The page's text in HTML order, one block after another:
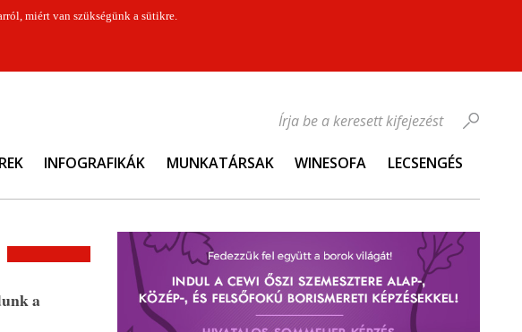
miért van szükségünk a sütikre.
INFOGRAFIKÁK MUNKATÁRSAK WINESOFA LECSENGÉS
Írja be a keresett kifejezést
a